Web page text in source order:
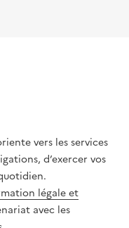
vers les services
d’exercer vos
légale et
avec les